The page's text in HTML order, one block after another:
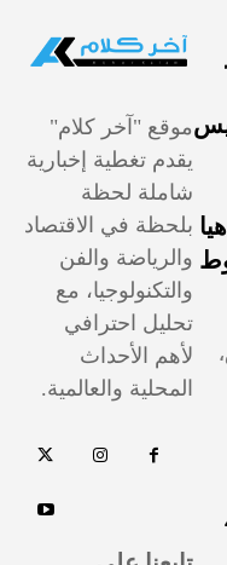
4
موقع "آخر كلام"
يقدم تغطية إخبارية
شاملة لحظة
بلحظة في الاقتصاد
والرياضة والفن
والتكنولوجيا، مع
تحليل احترافي
لأهم الأحداث
المحلية والعالمية.